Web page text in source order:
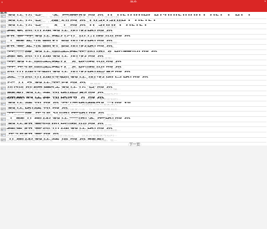
成本
成本酒店运营：客户获取成本 (Customer Acquisition Cost, CAC)
概述客户获取成本（CAC）在酒店运营中的关键性 在当今竞争激烈的酒...
酒店运营：变动成本 (Variable Costs)
在酒店运营中，变动成本（Variable Costs）是管理者必须高度关注和精确...
酒店运营：人工成本 (Labor Costs)
在酒店运营中，人工成本是一个不可忽视的重要方面。人工成本直接影...
探索维也纳酒店加盟的成本
在当前竞争激烈的酒店行业中，维也纳酒店作为国内知名连锁品牌之一...
投资开酒店多少年可以收回成本
开酒店是一个需要大量资金投入的行业，投资者常常会关心投资开酒店...
了解希尔顿欢朋加盟的成本
希尔顿欢朋（Hampton by Hilton）作为希尔顿旗下的经济型连锁酒店品...
投资希尔顿欢朋加盟的成本
投资希尔顿欢朋加盟的成本是创业者们关注的热门话题之一。希尔顿...
开一家酒店需要多长时间才能赚回成本
开一家酒店需要多长时间才能赚回成本 在当今竞争激烈的酒店行业，...
探索维也纳酒店加盟成本
探索维也纳酒店加盟成本 维也纳酒店作为一家享誉全球的知名连锁...
开酒店需要多久才能收回成本
开设酒店是一个需要投入大量资金和精力的商业行为，对于很多人来说...
开宾馆需要多久才能收回成本
在开设一家宾馆这样的业务中，对于投资者来说，收回成本是一个非常重...
维也纳连锁酒店加盟的经济成本
维也纳连锁酒店加盟的经济成本 作为一家具有悠久历史和卓越口碑...
参与维也纳连锁酒店加盟项目的成本
维也纳连锁酒店加盟项目的成本是创业者关注的重要话题。作为一个...
毕节方酒店开业成本
毕节方酒店开业成本及相关费用分析 为了成功开设一家酒店，毕节方...
如何准确评估酒店运营成本
酒店运营成本评估是酒店管理中非常重要的一环，直接关系到酒店的盈...
解析酒店建筑的经济成本
酒店建筑的经济成本是一个涉及多方面因素的复杂问题，从土地选址到...
揭秘酒店建筑的投入成本
酒店建筑是一个复杂而又令人着迷的领域，它不仅仅是为了提供住宿的...
酒店建筑成本管理的挑战与应对
酒店建筑成本管理是酒店业发展中的重要环节，其挑战与应对需要深入...
酒店的建筑成本
酒店建筑成本是酒店业经营中不可忽视的重要方面，它直接影响着酒店...
开一家宾馆30间房的成本
开一家拥有30间客房的宾馆是一项复杂而又具有挑战性的任务。在实...
了解五星级酒店一间客房的成本
在五星级酒店中，一间客房的成本是由多个因素共同构成的。从房间的...
酒店投资何时能收回成本
酒店投资何时能收回成本 酒店行业一直以来都是备受关注的投资领...
探究投资维也纳酒店的成本
维也纳作为欧洲著名的旅游胜地，其酒店业发展迅速。投资维也纳酒店...
宾馆投资成本
宾馆投资成本一直是投资者们关注的焦点之一。投资宾馆需要考虑到...
五星级酒店建造成本解析
五星级酒店建造成本的解析是一个复杂而又值得深入了解的话题。在...
下一页
Copyright © 2012 - 2025 www.jiudianjiameng.cc. All Rights Reserved. 酒店加盟版权所有
免费获取各酒店招商资料
免费获取招商资料